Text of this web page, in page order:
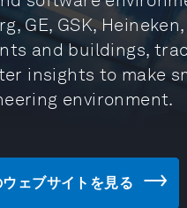
GE, GSK,
and buildings,
insights to make
environment.
ウェブサイトを見る